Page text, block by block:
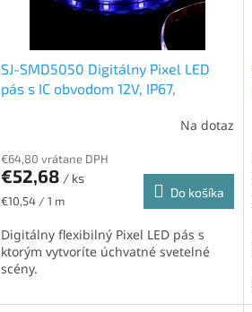
SJ-SMD5050 Digitálny Pixel LED
pás s IC obvodom 12V, IP67,
Na dotaz
€64,80 vrátane DPH
€52,68 / ks
Jednotková
€10,54 / 1 m
Do košíka
Digitálny flexibilný Pixel LED pás s
ktorým vytvoríte úchvatné svetelné
scény.